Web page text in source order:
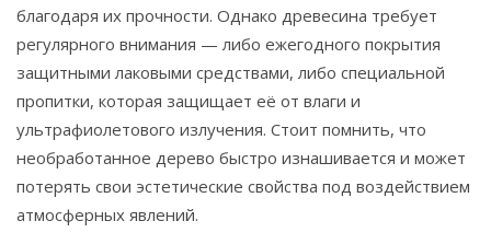
благодаря их прочности. Однако древесина требует
регулярного внимания — либо ежегодного покрытия
защитными лаковыми средствами, либо специальной
пропитки, которая защищает её от влаги и
ультрафиолетового излучения. Стоит помнить, что
необработанное дерево быстро изнашивается и может
потерять свои эстетические свойства под воздействием
атмосферных явлений.